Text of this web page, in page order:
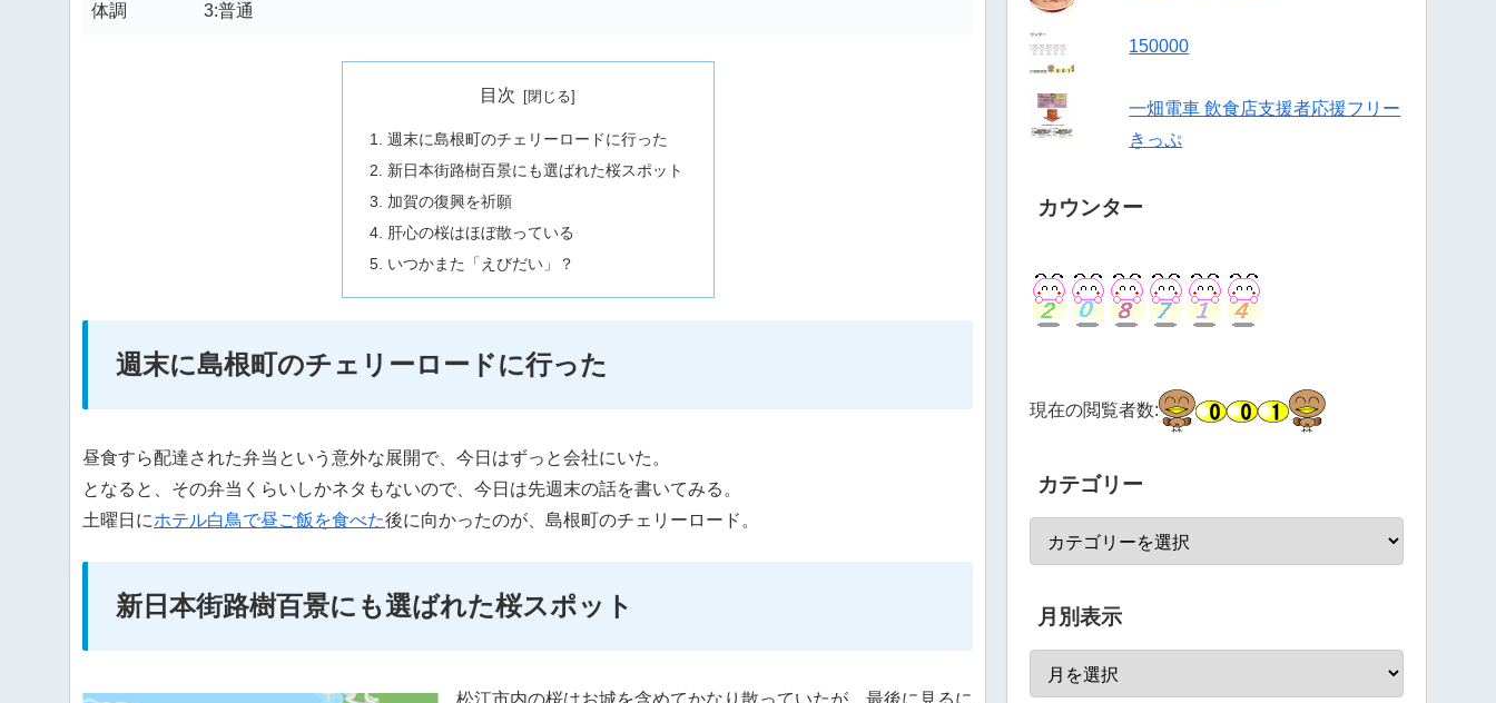
体調 3:普通
目次
週末に島根町のチェリーロードに行った
新日本街路樹百景にも選ばれた桜スポット
加賀の復興を祈願
肝心の桜はほぼ散っている
いつかまた「えびだい」？
週末に島根町のチェリーロードに行った
昼食すら配達された弁当という意外な展開で、今日はずっと会社にいた。
となると、その弁当くらいしかネタもないので、今日は先週末の話を書いてみる。
土曜日にホテル白鳥で昼ご飯を食べた後に向かったのが、島根町のチェリーロード。
新日本街路樹百景にも選ばれた桜スポット
松江市内の桜はお城を含めてかなり散っていたが、最後に見るに
150000
一畑電車 飲食店支援者応援フリー
きっぷ
カウンター
現在の閲覧者数:
カテゴリー
月別表示